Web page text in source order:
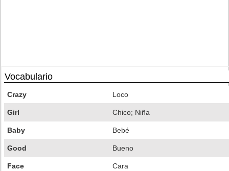
Vocabulario
Crazy Loco
Girl Chico; Niña
Baby Bebé
Good Bueno
Face Cara